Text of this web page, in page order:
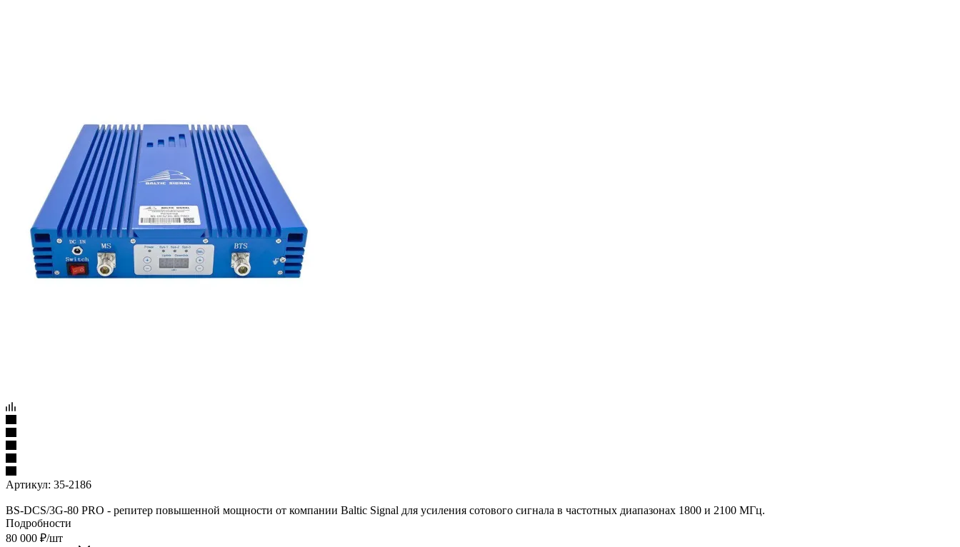
Артикул: 35-2186
BS-DCS/3G-80 PRO - репитер повышенной мощности от компании Baltic Signal для усиления сотового сигнала в частотных диапазонах 1800 и 2100 МГц.
Подробности
80 000 ₽/шт